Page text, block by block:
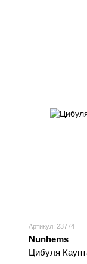
Артикул: 23774
Nunhems
Цибуля